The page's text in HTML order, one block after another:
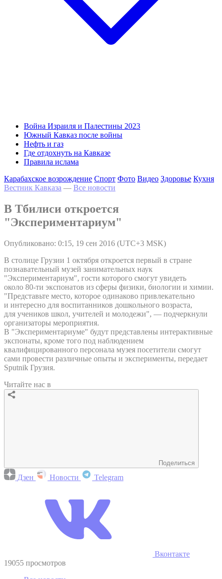
Война Израиля и Палестины 2023
Южный Кавказ после войны
Нефть и газ
Где отдохнуть на Кавказе
Правила ислама
Карабахское возрождение Спорт Фото Видео Здоровье Кухня
Вестник Кавказа — Все новости
В Тбилиси откроется
"Экспериментариум"
Опубликовано: 0:15, 19 сен 2016 (UTC+3 MSK)
В столице Грузии 1 октября откроется первый в стране
познавательный музей занимательных наук
"Экспериментариум", гости которого смогут увидеть
около 80-ти экспонатов из сферы физики, биологии и химии.
"Представьте место, которое одинаково привлекательно
и интересно для воспитанников дошкольного возраста,
для учеников школ, учителей и молодежи", — подчеркнули
организаторы мероприятия.
В "Экспериментариуме" будут представлены интерактивные
экспонаты, кроме того под наблюдением
квалифицированного персонала музея посетители смогут
сами провести различные опыты и эксперименты, передает
Sputnik Грузия.
Читайте нас в
Поделиться
Дзен Новости Telegram
Вконтакте
19055 просмотров